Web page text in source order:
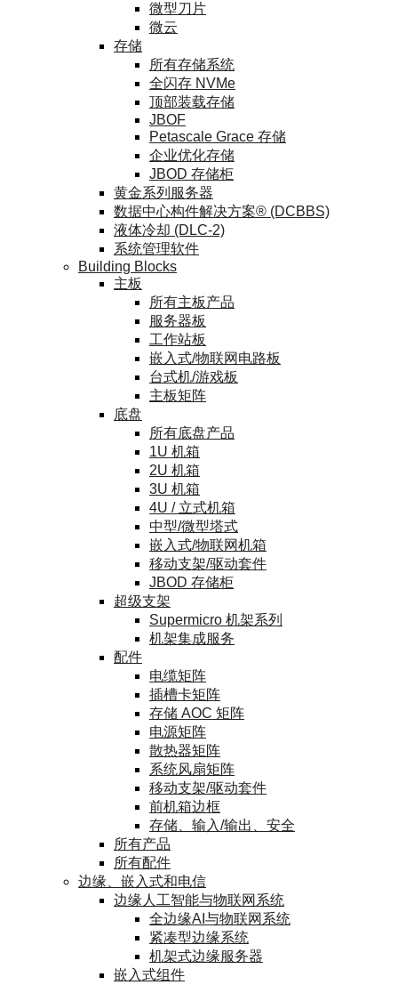
微型刀片
微云
存储
所有存储系统
全闪存 NVMe
顶部装载存储
JBOF
Petascale Grace 存储
企业优化存储
JBOD 存储柜
黄金系列服务器
数据中心构件解决方案® (DCBBS)
液体冷却 (DLC-2)
系统管理软件
Building Blocks
主板
所有主板产品
服务器板
工作站板
嵌入式/物联网电路板
台式机/游戏板
主板矩阵
底盘
所有底盘产品
1U 机箱
2U 机箱
3U 机箱
4U / 立式机箱
中型/微型塔式
嵌入式/物联网机箱
移动支架/驱动套件
JBOD 存储柜
超级支架
Supermicro 机架系列
机架集成服务
配件
电缆矩阵
插槽卡矩阵
存储 AOC 矩阵
电源矩阵
散热器矩阵
系统风扇矩阵
移动支架/驱动套件
前机箱边框
存储、输入/输出、安全
所有产品
所有配件
边缘、嵌入式和电信
边缘人工智能与物联网系统
全边缘AI与物联网系统
紧凑型边缘系统
机架式边缘服务器
嵌入式组件